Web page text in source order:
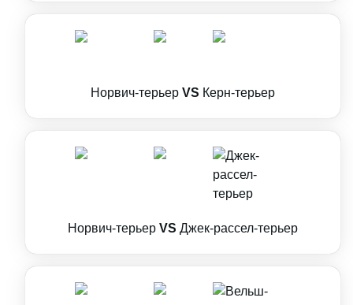
Норвич-терьер VS Керн-терьер
Норвич-терьер VS Джек-рассел-терьер